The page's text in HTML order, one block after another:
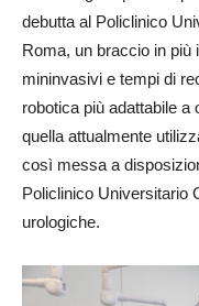
debutta al Policlinico
Roma, un braccio in più
mininvasivi e tempi di
robotica più adattabile
quella attualmente
così messa a
Policlinico Universitario
urologiche.